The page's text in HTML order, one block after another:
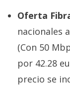
de
privacidad
/
Legal
Oferta
nacionales
(Con 50
por 42.28
precio se